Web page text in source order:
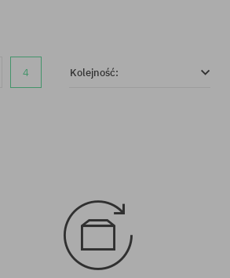
4 Kolejność: